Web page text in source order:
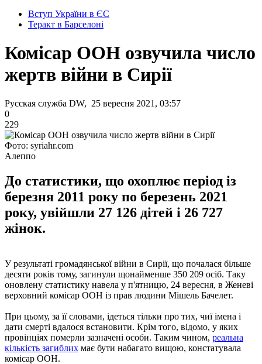
Вступ України в ЄС
Теракт в Барселоні
Комісар ООН озвучила число
жертв війни в Сирії
Русская служба DW, 25 вересня 2021, 03:57
0
229
Фото: syriahr.com
Алеппо
До статистики, що охоплює період із
березня 2011 року по березень 2021
року, увійшли 27 126 дітей і 26 727
жінок.
У результаті громадянської війни в Сирії, що почалася більше
десяти років тому, загинули щонайменше 350 209 осіб. Таку
оновлену статистику навела у п'ятницю, 24 вересня, в Женеві
верховний комісар ООН із прав людини Мішель Бачелет.
При цьому, за її словами, ідеться тільки про тих, чиї імена і
дати смерті вдалося встановити. Крім того, відомо, у яких
провінціях померли зазначені особи. Таким чином, реальна
кількість загиблих має бути набагато вищою, констатувала
комісар ООН.